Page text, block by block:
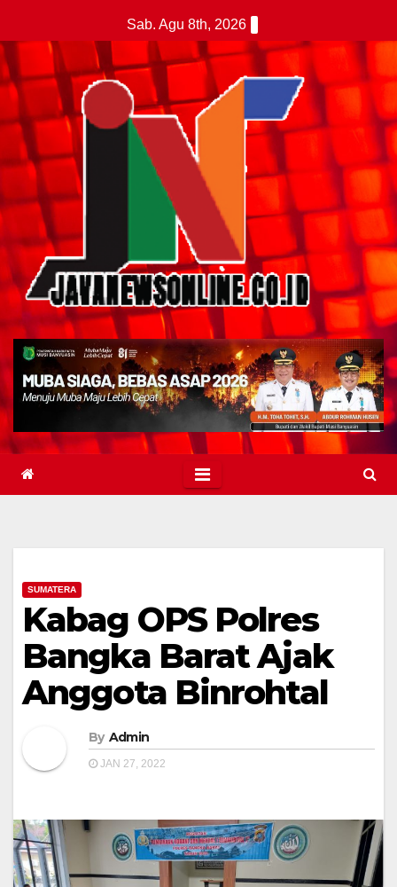
to
content
Sab. Agu 8th, 2026
SUMATERA
Kabag OPS Polres
Bangka Barat Ajak
Anggota Binrohtal
By Admin
JAN 27, 2022